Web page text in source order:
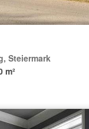
Steiermark
m²